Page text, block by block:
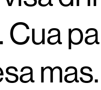
Cua
mas.